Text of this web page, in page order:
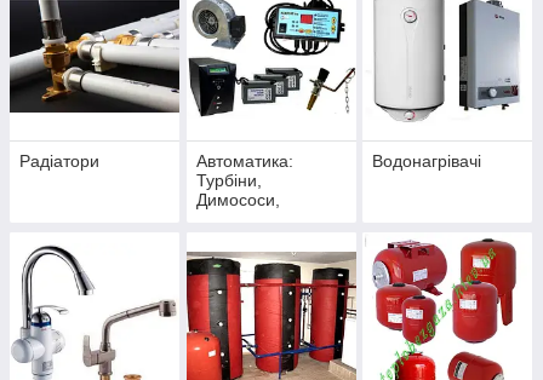
Радіатори
Автоматика:
Турбіни,
Димососи,
ДБЖ,
Комплектуючі до
котлів
Водонагрівачі